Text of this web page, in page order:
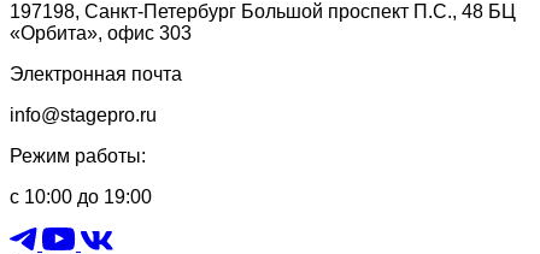
197198, Санкт-Петербург Большой проспект П.С., 48 БЦ
«Орбита», офис 303
Электронная почта
info@stagepro.ru
Режим работы:
с 10:00 до 19:00